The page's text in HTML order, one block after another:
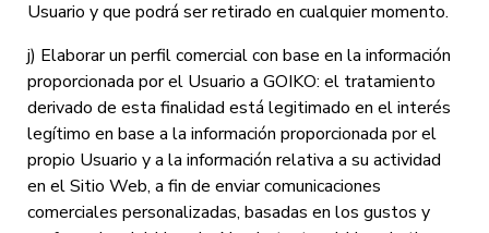
Usuario y que podrá ser retirado en cualquier momento.
j) Elaborar un perfil comercial con base en la información
proporcionada por el Usuario a GOIKO: el tratamiento
derivado de esta finalidad está legitimado en el interés
legítimo en base a la información proporcionada por el
propio Usuario y a la información relativa a su actividad
en el Sitio Web, a fin de enviar comunicaciones
comerciales personalizadas, basadas en los gustos y